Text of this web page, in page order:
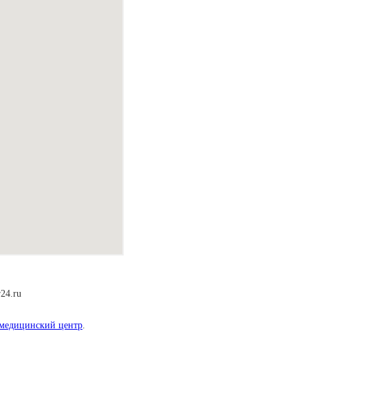
центр